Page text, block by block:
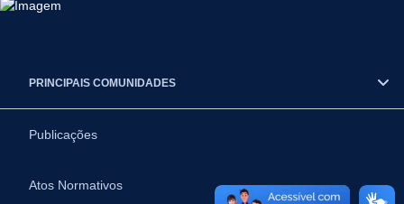
PRINCIPAIS COMUNIDADES
Publicações
Atos Normativos